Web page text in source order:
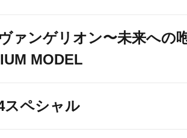
ァンゲリオン〜未来への
MODEL
スペシャル